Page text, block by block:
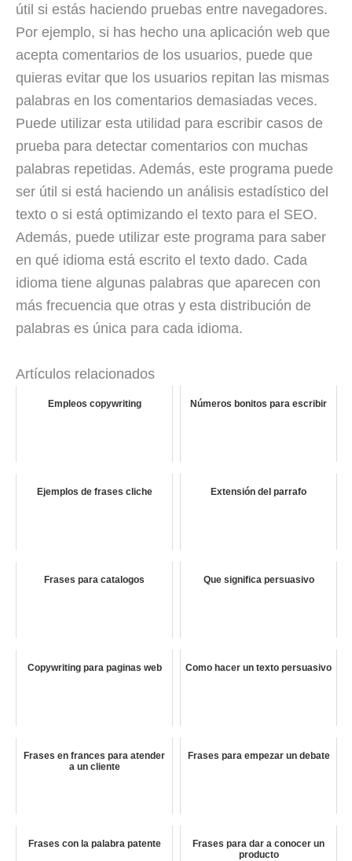
útil si estás haciendo pruebas entre navegadores.
Por ejemplo, si has hecho una aplicación web que
acepta comentarios de los usuarios, puede que
quieras evitar que los usuarios repitan las mismas
palabras en los comentarios demasiadas veces.
Puede utilizar esta utilidad para escribir casos de
prueba para detectar comentarios con muchas
palabras repetidas. Además, este programa puede
ser útil si está haciendo un análisis estadístico del
texto o si está optimizando el texto para el SEO.
Además, puede utilizar este programa para saber
en qué idioma está escrito el texto dado. Cada
idioma tiene algunas palabras que aparecen con
más frecuencia que otras y esta distribución de
palabras es única para cada idioma.
Artículos relacionados
Empleos copywriting Números bonitos para escribir
Ejemplos de frases cliche Extensión del parrafo
Frases para catalogos Que significa persuasivo
Copywriting para paginas web Como hacer un texto persuasivo
Frases en frances para atender
a un cliente
Frases para empezar un debate
Frases con la palabra patente
Frases para dar a conocer un
producto